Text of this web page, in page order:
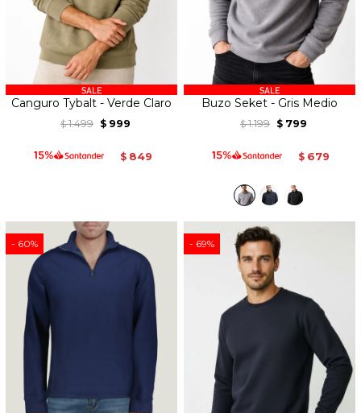
Canguro Tybalt - Verde Claro
$ 1.499 $ 999
$ 849
Buzo Seket - Gris Medio
$ 1.199 $ 799
$ 679
60 69